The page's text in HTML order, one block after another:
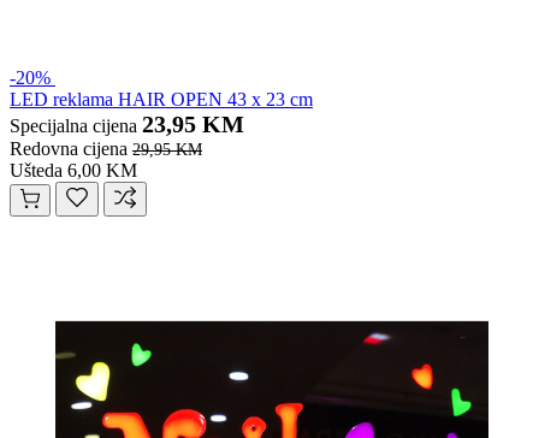
-20%
LED reklama HAIR OPEN 43 x 23 cm
Specijalna cijena 23,95 KM
Redovna cijena 29,95 KM
Ušteda 6,00 KM